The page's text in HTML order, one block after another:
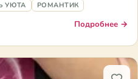
УЮТА РОМАНТИК
Подробнее →